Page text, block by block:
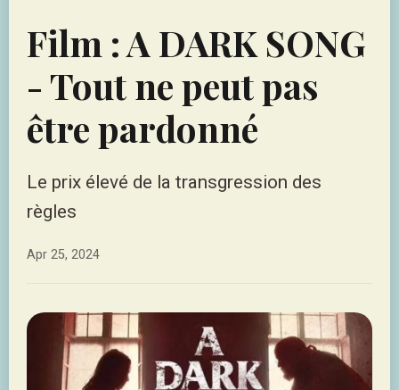
Film : A DARK SONG
- Tout ne peut pas
être pardonné
Le prix élevé de la transgression des
règles
Apr 25, 2024